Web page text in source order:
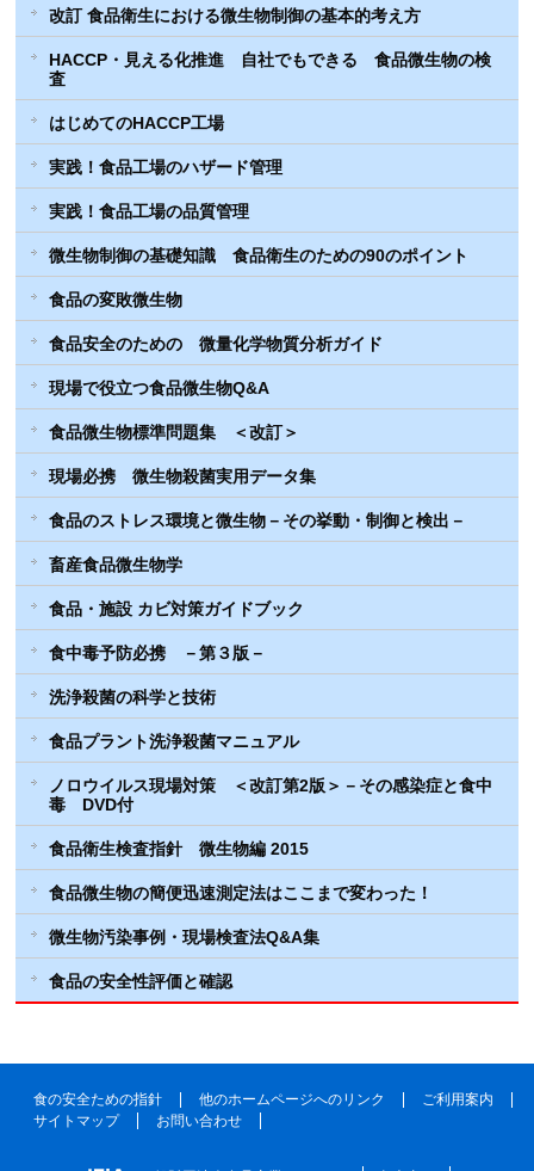
改訂 食品衛生における微生物制御の基本的考え方
HACCP・見える化推進 自社でもできる 食品微生物の検
査
はじめてのHACCP工場
実践！食品工場のハザード管理
実践！食品工場の品質管理
微生物制御の基礎知識 食品衛生のための90のポイント
食品の変敗微生物
食品安全のための 微量化学物質分析ガイド
現場で役立つ食品微生物Q&A
食品微生物標準問題集 ＜改訂＞
現場必携 微生物殺菌実用データ集
食品のストレス環境と微生物－その挙動・制御と検出－
畜産食品微生物学
食品・施設 カビ対策ガイドブック
食中毒予防必携 －第３版－
洗浄殺菌の科学と技術
食品プラント洗浄殺菌マニュアル
ノロウイルス現場対策 ＜改訂第2版＞－その感染症と食中
毒 DVD付
食品衛生検査指針 微生物編 2015
食品微生物の簡便迅速測定法はここまで変わった！
微生物汚染事例・現場検査法Q&A集
食品の安全性評価と確認
食の安全ための指針 他のホームページへのリンク
ご利用案内
サイトマップ
お問い合わせ